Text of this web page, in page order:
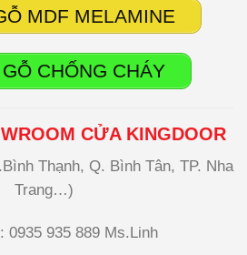
MDF MELAMINE
CHỐNG CHÁY
CỬA KINGDOOR
Thạnh, Q. Bình Tân, TP. Nha
Trang…)
935 889 Ms.Linh